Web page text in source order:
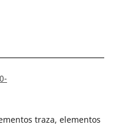
traza, elementos